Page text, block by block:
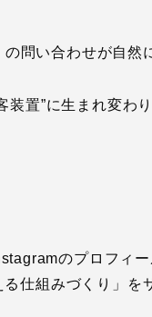
の問い合わせが自然
置”に生まれ変わり
のプロフィー
仕組みづくり」を